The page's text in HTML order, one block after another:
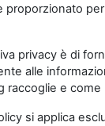
proporzionato
privacy è di
alle
raccoglie e come
si applica